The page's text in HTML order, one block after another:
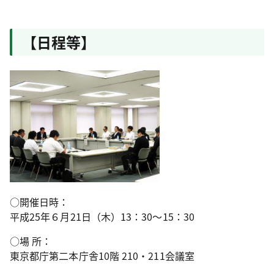
【日程等】
○開催日時：
平成25年６月21日（木）13：30～15：30
○場 所：
東京都庁第二本庁舎10階 210・211会議室